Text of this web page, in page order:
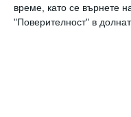
време, като се върнете
"Поверителност" в